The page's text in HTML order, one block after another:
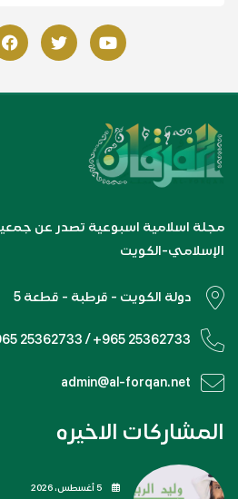
مجلة اسلامية اسبوعية تصدر عن جمعية
الإسلامي-الكويت
دولة الكويت - قرطبة - قطعة 5
25362733 / +965 25362733
admin@al-forqan.net
المشاركات الاخيره